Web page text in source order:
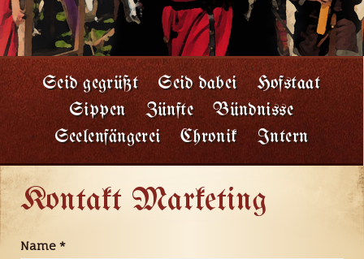
Seid gegrüßt Seid dabei
Hofstaat
Sippen
Zünfte
Bündnisse
Seelenfängerei
Chronik Intern
Kontakt Marketing
Name *